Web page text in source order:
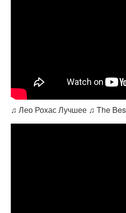
♫ Лео Рохас Лучшее ♫ The